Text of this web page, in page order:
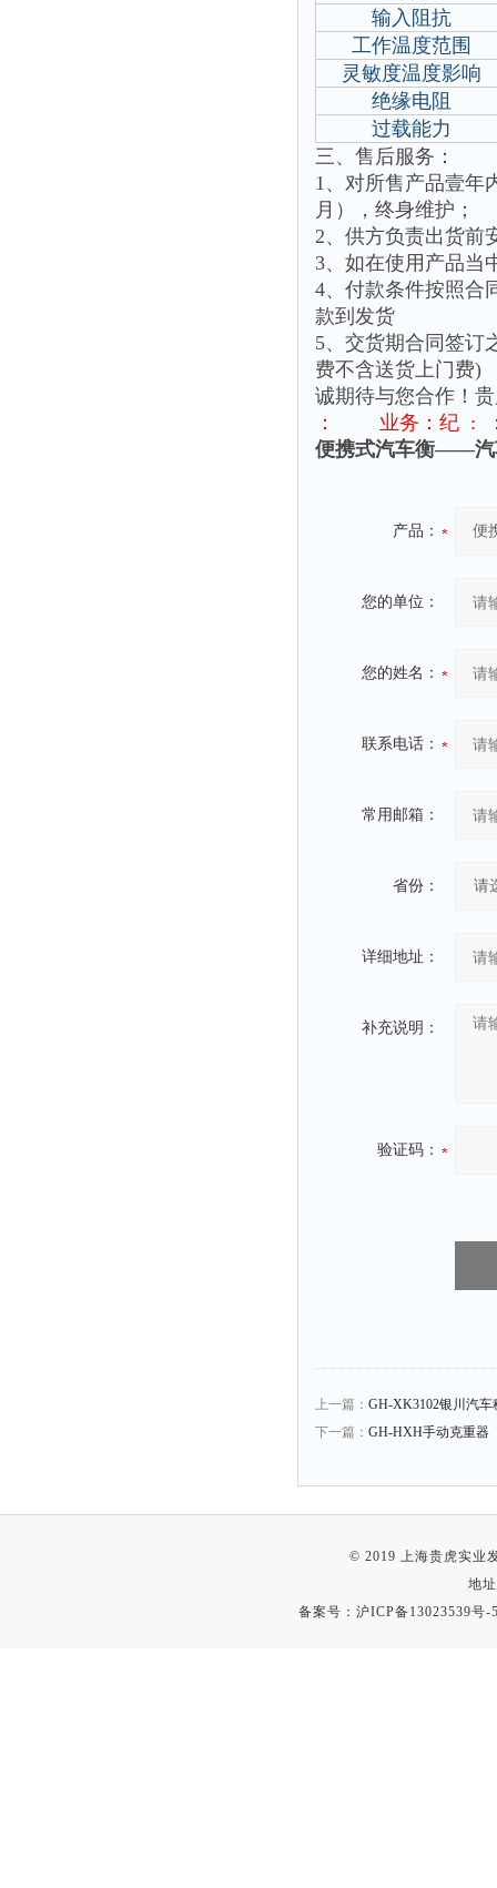
输入阻抗
工作温度范围
灵敏度温度影响
绝缘电阻
过载能力
三、售后服务：
1、对所售产品壹年
月），终身维护；
2、供方负责出货前
3、如在使用产品当
4、付款条件按照合
款到发货
5、交货期合同签订
费不含送货上门费)
诚期待与您合作！
： 业务：纪 : ：
便携式汽车衡——汽
产品：
您的单位：
您的姓名：
联系电话：
常用邮箱：
省份：
详细地址：
补充说明：
验证码：
上一篇： GH-XK3102银川汽
下一篇： GH-HXH手动克重器
© 2019 上海贵虎实业
地
备案号：沪ICP备13023539号-